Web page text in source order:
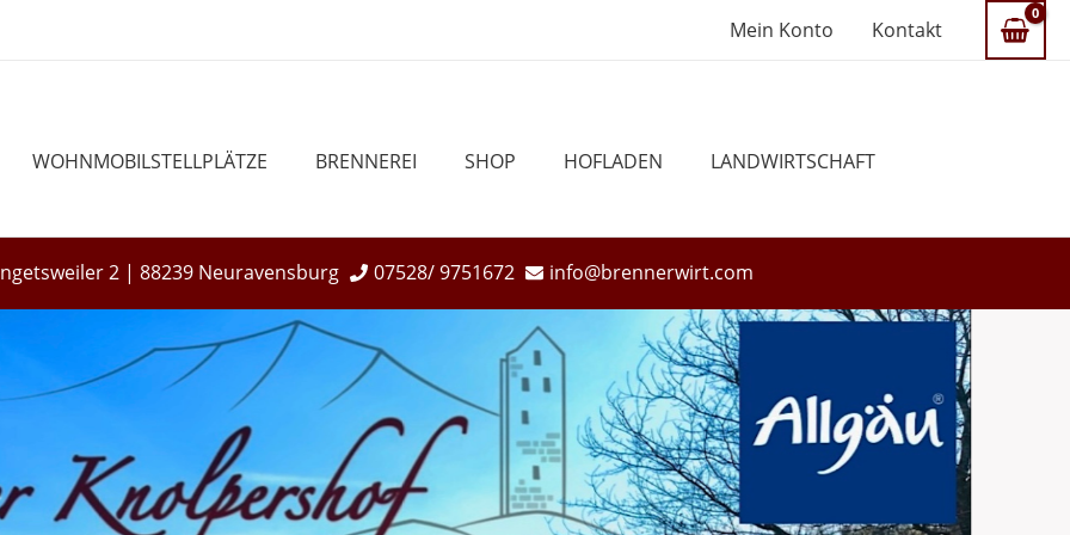
Mein Konto Kontakt
WOHNMOBILSTELLPLÄTZE BRENNEREI SHOP HOFLADEN LANDWIRTSCHAFT
2 | 88239 Neuravensburg 07528/ 9751672 info@brennerwirt.com